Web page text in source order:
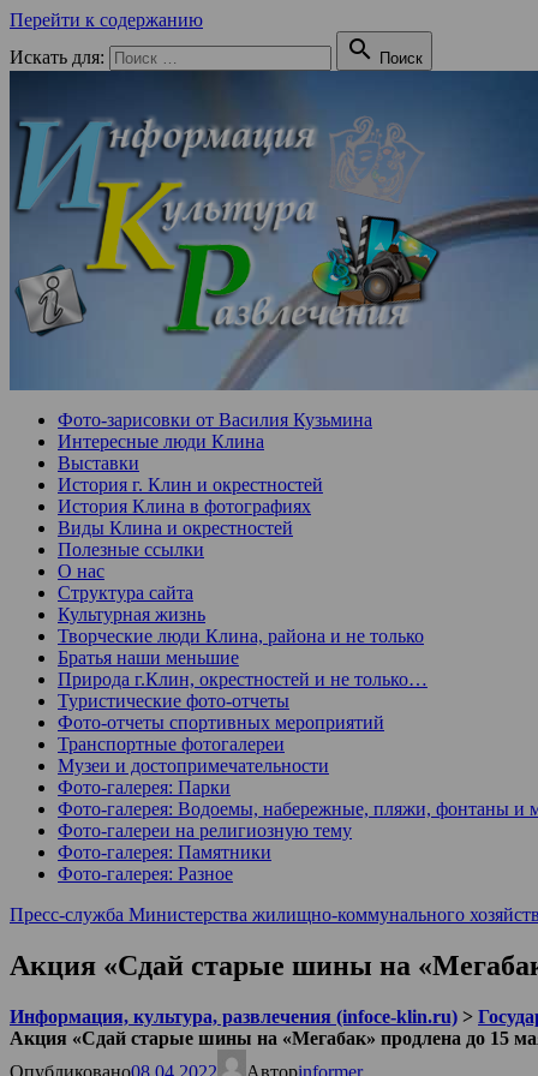
Перейти к содержанию
Искать для:
 Поиск
Фото-зарисовки от Василия Кузьмина
Интересные люди Клина
Выставки
История г. Клин и окрестностей
История Клина в фотографиях
Виды Клина и окрестностей
Полезные ссылки
О нас
Структура сайта
Культурная жизнь
Творческие люди Клина, района и не только
Братья наши меньшие
Природа г.Клин, окрестностей и не только…
Туристические фото-отчеты
Фото-отчеты спортивных мероприятий
Транспортные фотогалереи
Музеи и достопримечательности
Фото-галерея: Парки
Фото-галерея: Водоемы, набережные, пляжи, фонтаны и
Фото-галереи на религиозную тему
Фото-галерея: Памятники
Фото-галерея: Разное
Пресс-служба Министерства жилищно-коммунального
Акция «Сдай старые шины на
Информация, культура, развлечения (infoce-klin.ru) >
Акция «Сдай старые шины на «Мегабак» продлена до 15
Опубликовано08.04.2022 Авторinformer